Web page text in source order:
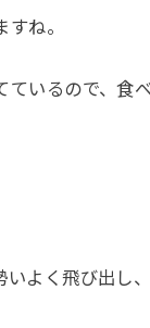
ね。
いるので、食
よく飛び出し